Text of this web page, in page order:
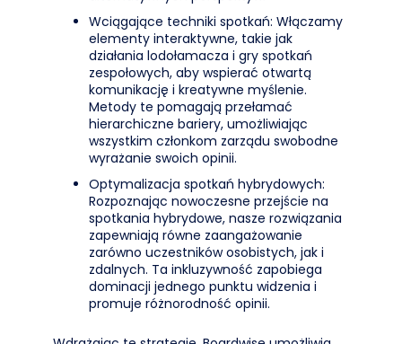
Wciągające techniki spotkań: Włączamy
elementy interaktywne, takie jak
działania lodołamacza i gry spotkań
zespołowych, aby wspierać otwartą
komunikację i kreatywne myślenie.
Metody te pomagają przełamać
hierarchiczne bariery, umożliwiając
wszystkim członkom zarządu swobodne
wyrażanie swoich opinii.
Optymalizacja spotkań hybrydowych:
Rozpoznając nowoczesne przejście na
spotkania hybrydowe, nasze rozwiązania
zapewniają równe zaangażowanie
zarówno uczestników osobistych, jak i
zdalnych. Ta inkluzywność zapobiega
dominacji jednego punktu widzenia i
promuje różnorodność opinii.